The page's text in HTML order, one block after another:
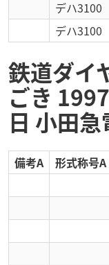
デハ3100
デハ3100
鉄道ダイ
ごき
日 小田
備考A 形式称号A